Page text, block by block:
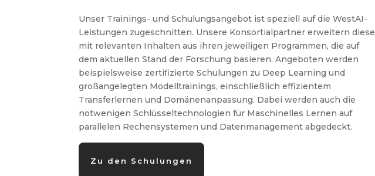
Unser Trainings- und Schulungsangebot ist speziell auf die WestAI-
Leistungen zugeschnitten. Unsere Konsortialpartner erweitern diese
mit relevanten Inhalten aus ihren jeweiligen Programmen, die auf
dem aktuellen Stand der Forschung basieren. Angeboten werden
beispielsweise zertifizierte Schulungen zu Deep Learning und
großangelegten Modelltrainings, einschließlich effizientem
Transferlernen und Domänenanpassung. Dabei werden auch die
notwenigen Schlüsseltechnologien für Maschinelles Lernen auf
parallelen Rechensystemen und Datenmanagement abgedeckt.
Zu den Schulungen